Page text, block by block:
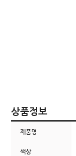
상품정보
제품명
색상